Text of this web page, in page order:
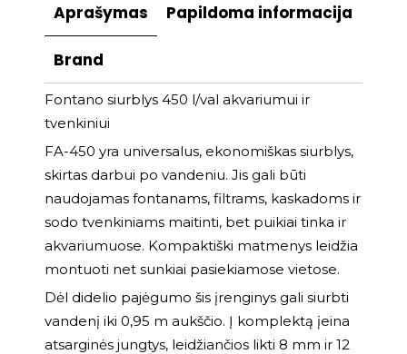
Aprašymas Papildoma informacija
Brand
Fontano siurblys 450 l/val akvariumui ir
tvenkiniui
FA-450 yra universalus, ekonomiškas siurblys,
skirtas darbui po vandeniu. Jis gali būti
naudojamas fontanams, filtrams, kaskadoms ir
sodo tvenkiniams maitinti, bet puikiai tinka ir
akvariumuose. Kompaktiški matmenys leidžia
montuoti net sunkiai pasiekiamose vietose.
Dėl didelio pajėgumo šis įrenginys gali siurbti
vandenį iki 0,95 m aukščio. Į komplektą įeina
atsarginės jungtys, leidžiančios likti 8 mm ir 12